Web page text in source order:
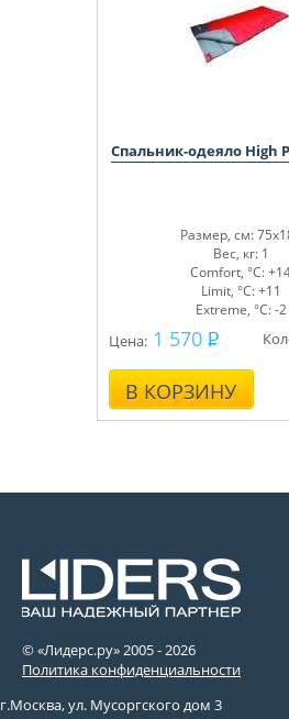
Спальник-одеяло High
Размер, см:
Вес, кг: 1
Comfort, °С:
Limit, °С: +11
Extreme, °С: -2
Цена: 1 570
В КОРЗИНУ
© «Лидерс.ру» 2005 -2026
Политика конфиденциальности
г.Москва, ул. Мусоргского дом 3